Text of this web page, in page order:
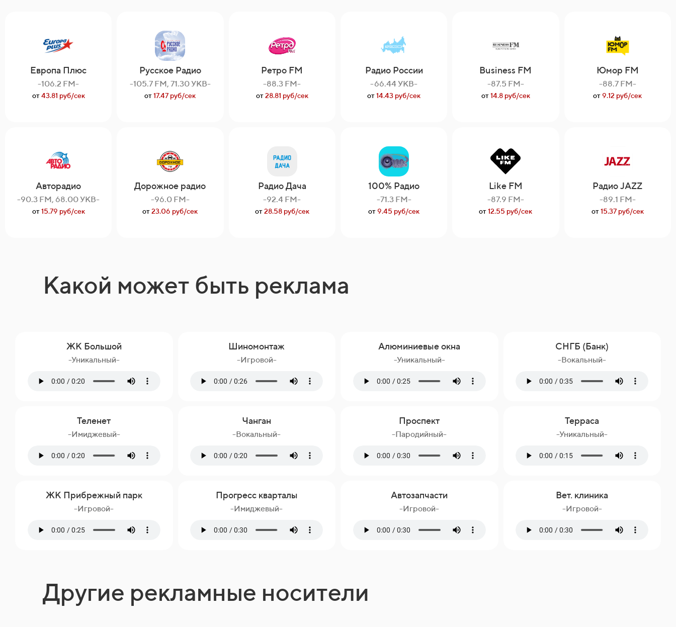
Европа Плюс
-106.2 FM-
от43.81 руб/сек
Авторадио
-90.3 FM, 68.00 УКВ-
от15.79 руб/сек
Русское Радио
-105.7 FM, 71.30 УКВ-
от17.47 руб/сек
Дорожное радио
-96.0 FM-
от23.06 руб/сек
Ретро FM
-88.3 FM-
от28.81 руб/сек
Радио Дача
-92.4 FM-
от28.58 руб/сек
Радио России
-66.44 УКВ-
от14.43 руб/сек
100% Радио
-71.3 FM-
от9.45 руб/сек
Business FM
-87.5 FM-
от14.8 руб/сек
Like FM
-87.9 FM-
от12.55 руб/сек
Юмор FM
-88.7 FM-
от9.12 руб/сек
Радио JAZZ
-89.1 FM-
от15.37 руб/сек
Какой может быть реклама
ЖК Большой
-Уникальный-
Шиномонтаж
-Игровой-
Алюминиевые окна
-Уникальный-
СНГБ (Банк)
-Вокальный-
Теленет
-Имиджевый-
Чанган
-Вокальный-
Проспект
-Пародийный-
Терраса
-Уникальный-
ЖК Прибрежный парк
-Игровой-
Прогресс кварталы
-Имиджевый-
Автозапчасти
-Игровой-
Вет. клиника
-Игровой-
Другие рекламные носители